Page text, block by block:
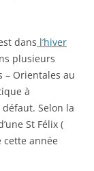
dans l’hiver
plusieurs
– Orientales au
à
Selon la
St Félix (
cette année